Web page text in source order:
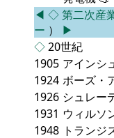
◀ ◇第二次産
ー ） ▶
◇20世紀
1905 アインシ
1924 ボーズ・
1926 シュレー
1931 ウィルソ
1948 トランジ